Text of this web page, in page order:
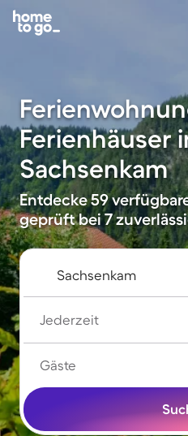
Ferienhäuser
Sachsenkam
Entdecke 59
geprüft bei 7
Jederzeit
Gäste